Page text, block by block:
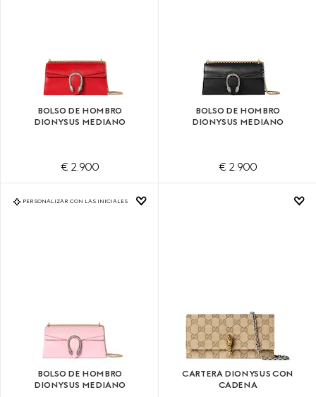
BOLSO DE HOMBRO
DIONYSUS MEDIANO
€ 2.900
BOLSO DE HOMBRO
DIONYSUS MEDIANO
€ 2.900
PERSONALIZAR CON LAS INICIALES
BOLSO DE HOMBRO
DIONYSUS MEDIANO
CARTERA DIONYSUS CON
CADENA